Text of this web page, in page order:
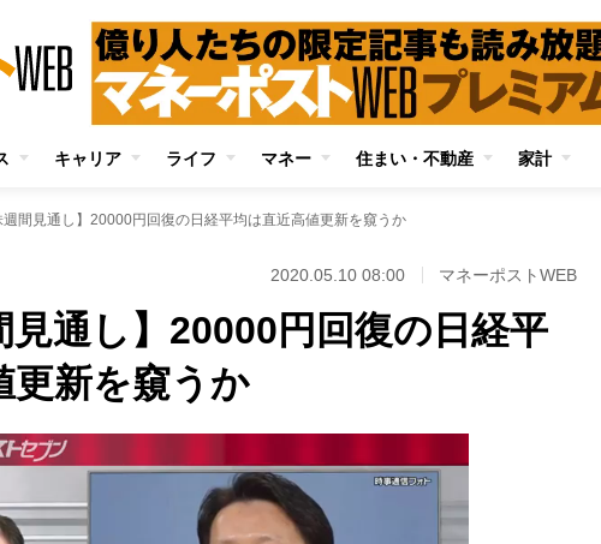
キャリア ライフ マネー 住まい・不動産 家計
週間見通し】20000円回復の日経平均は直近高値更新を窺うか
2020.05.10 08:00 マネーポストWEB
見通し】20000円回復の日経平
更新を窺うか